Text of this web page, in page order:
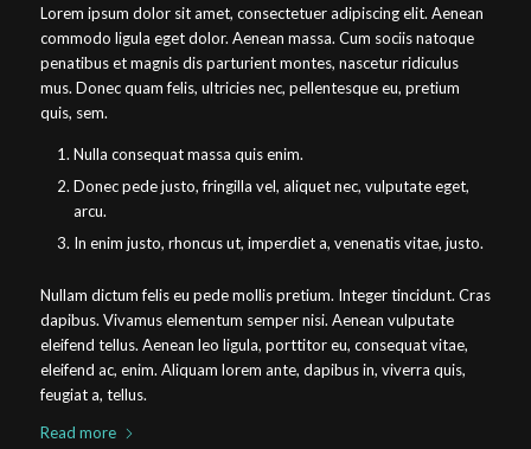
Lorem ipsum dolor sit amet, consectetuer adipiscing elit. Aenean
commodo ligula eget dolor. Aenean massa. Cum sociis natoque
penatibus et magnis dis parturient montes, nascetur ridiculus
mus. Donec quam felis, ultricies nec, pellentesque eu, pretium
quis, sem.
Nulla consequat massa quis enim.
Donec pede justo, fringilla vel, aliquet nec, vulputate eget,
arcu.
In enim justo, rhoncus ut, imperdiet a, venenatis vitae, justo.
Nullam dictum felis eu pede mollis pretium. Integer tincidunt. Cras
dapibus. Vivamus elementum semper nisi. Aenean vulputate
eleifend tellus. Aenean leo ligula, porttitor eu, consequat vitae,
eleifend ac, enim. Aliquam lorem ante, dapibus in, viverra quis,
feugiat a, tellus.
Read more